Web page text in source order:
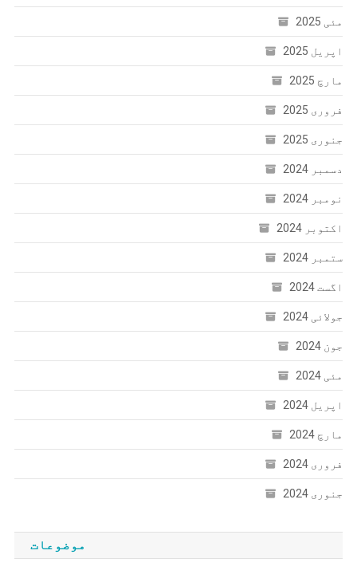
مئی 2025
اپریل 2025
مارچ 2025
فروری 2025
جنوری 2025
دسمبر 2024
نومبر 2024
اکتوبر 2024
ستمبر 2024
اگست 2024
جولائی 2024
جون 2024
مئی 2024
اپریل 2024
مارچ 2024
فروری 2024
جنوری 2024
موضوعات